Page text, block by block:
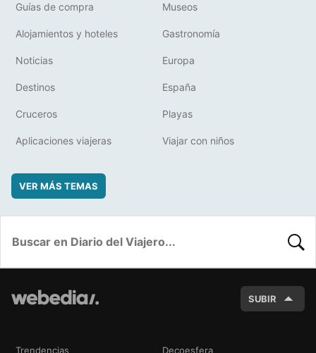
Guías de compra Museos
Alojamientos y hoteles Gastronomía
Noticias Europa
Destinos España
Cruceros Playas
Aplicaciones viajeras Viajar con niños
VER MÁS TEMAS
SUBIR
Trendencias Decoesfera